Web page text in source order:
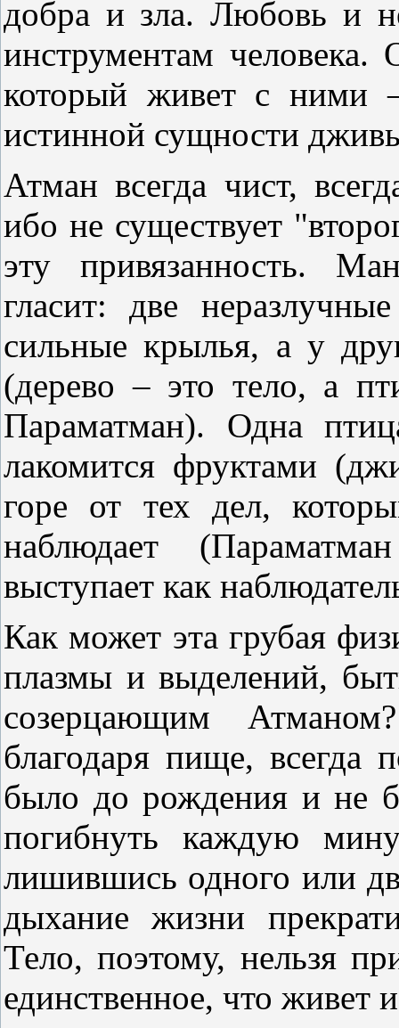
добра и зла. Любовь и
инструментам
который живет с ними
истинной сущности
Атман всегда чист,
ибо не существует
эту привязанность.
гласит: две
сильные крылья, а у
(дерево – это тело, а
Параматман). Одна
лакомится фруктами
горе от тех дел,
наблюдает
выступает как
Как может эта грубая
плазмы и выделений,
созерцающим
благодаря пище, всегда
было до рождения и не
погибнуть каждую
лишившись одного или
дыхание жизни
Тело, поэтому, нельзя
единственное, что живет